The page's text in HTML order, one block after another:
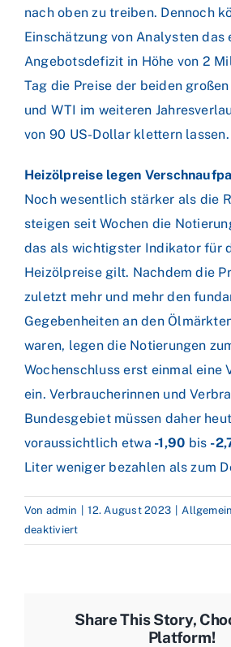
nach oben zu treiben. Dennoch
Einschätzung von Analysten das
Angebotsdefizit in Höhe von 2
Tag die Preise der beiden
und WTI im weiteren
von 90 US-Dollar klettern lassen.
Heizölpreise legen
Noch wesentlich stärker als die
steigen seit Wochen die
das als wichtigster Indikator für
Heizölpreise gilt. Nachdem die
zuletzt mehr und mehr den
Gegebenheiten an den
waren, legen die Notierungen
Wochenschluss erst einmal eine
ein. Verbraucherinnen und
Bundesgebiet müssen daher
voraussichtlich etwa -1,90 bis -
Liter weniger bezahlen als zum
Von admin 12. August 2023 Allgemein
deaktiviertfür
OPEC:
belasten
Share This Story,
Platform!